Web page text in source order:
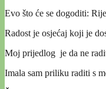
Evo što će se dogoditi:
Radost je osjećaj koji je
Moj prijedlog je da ne
Imala sam priliku raditi s